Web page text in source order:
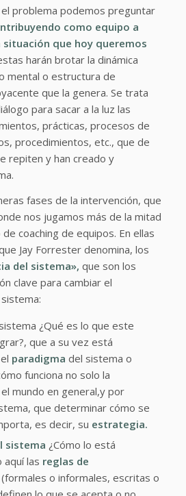
problema podemos preguntar
como equipo a
que hoy queremos
harán brotar la dinámica
mental o estructura de
que la genera. Se trata
para sacar a la luz las
prácticas, procesos de
procedimientos, etc., que de
repiten y han creado y
fases de la intervención, que
nos jugamos más de la mitad
coaching de equipos. En ellas
Jay Forrester denomina, los
del sistema», que son los
clave para cambiar el
¿Qué es lo que este
que a su vez está
paradigma del sistema o
funciona no solo la
mundo en general,y por
que determinar cómo se
es decir, su estrategia.
sistema ¿Cómo lo está
aquí las reglas de
(formales o informales, escritas o